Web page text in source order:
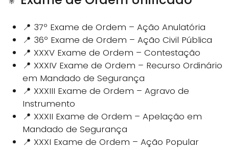
📍 37º Exame de Ordem – Ação Anulatória
📍 36º Exame de Ordem – Ação Civil Pública
📍 XXXV Exame de Ordem – Contestação
📍 XXXIV Exame de Ordem – Recurso Ordinário
em Mandado de Segurança
📍 XXXIII Exame de Ordem – Agravo de
Instrumento
📍 XXXII Exame de Ordem – Apelação em
Mandado de Segurança
📍 XXXI Exame de Ordem – Ação Popular